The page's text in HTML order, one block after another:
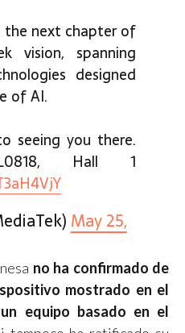
the next chapter of
vision, spanning
designed
of AI.
seeing you there.
Hall 1
May 25,
no ha confirmado de
mostrado en el
equipo basado en el